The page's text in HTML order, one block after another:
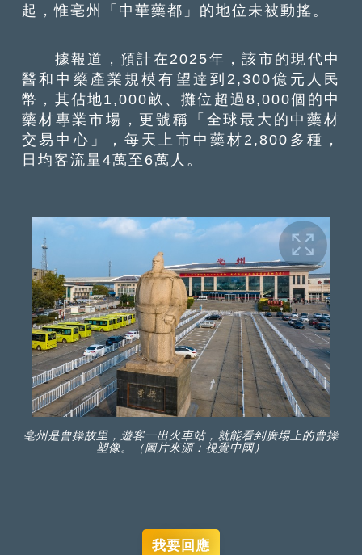
起，惟亳州「中華藥都」的地位未被動搖。
據報道，預計在2025年，該市的現代中
醫和中藥產業規模有望達到2,300億元人民
幣，其佔地1,000畝、攤位超過8,000個的中
藥材專業市場，更號稱「全球最大的中藥材
交易中心」，每天上市中藥材2,800多種，
日均客流量4萬至6萬人。
亳州是曹操故里，遊客一出火車站，就能看到廣場上的曹操
塑像。（圖片來源：視覺中國）
我要回應